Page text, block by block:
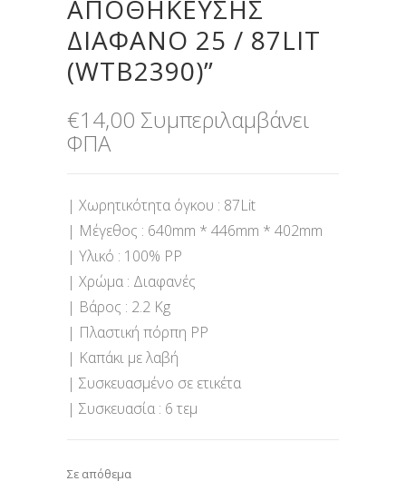
ΑΠΟΘΗΚΕΥΣΗΣ
ΔΙΑΦΑΝΟ 25 / 87LIT
(WTB2390)”
€14,00 Συμπεριλαμβάνει
ΦΠΑ
| Χωρητικότητα όγκου : 87Lit
| Μέγεθος : 640mm * 446mm * 402mm
| Υλικό : 100% PP
| Χρώμα : Διαφανές
| Βάρος : 2.2 Kg
| Πλαστική πόρπη PP
| Καπάκι με λαβή
| Συσκευασμένο σε ετικέτα
| Συσκευασία : 6 τεμ
Σε απόθεμα